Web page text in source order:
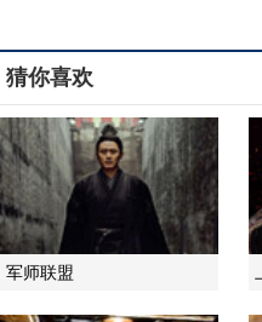
猜你喜欢
军师联盟